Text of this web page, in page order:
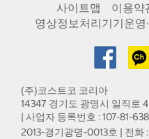
사이트맵 이용약
영상정보처리기기운영
(주)코스트코 코리아
14347 경기도 광명시 일직로
| 사업자 등록번호 : 107-81-
2013-경기광명-0013호 | 전화